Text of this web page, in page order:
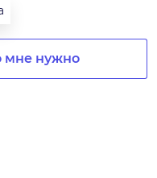
мне нужно